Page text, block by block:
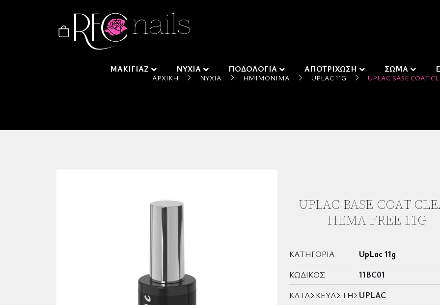
ΜΑΚΙΓΙΑΖ ΝΥΧΙΑ ΠΟΔΟΛΟΓΙΑ ΑΠΟΤΡΙΧΩΣΗ ΣΩΜΑ
ΑΡΧΙΚΉ ΝΎΧΙΑ ΗΜΙΜΌΝΙΜΑ UPLAC 11G UPLAC BASE COAT
UPLAC BASE COAT
HEMA FREE 11G
ΚΑΤΗΓΟΡΊΑ
UpLac 11g
ΚΩΔΙΚΌΣ
11BC01
ΚΑΤΑΣΚΕΥΑΣΤΉΣUPLAC